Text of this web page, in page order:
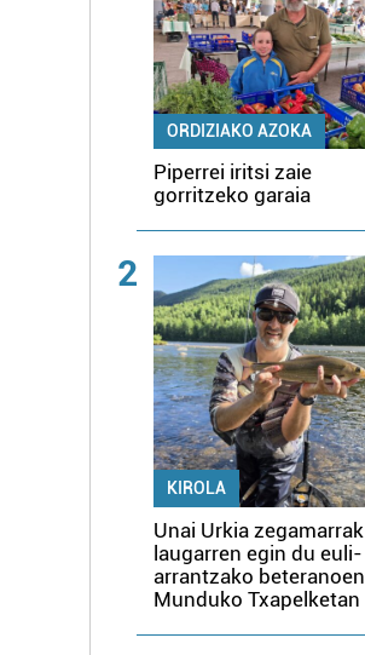
ORDIZIAKO AZOKA
Piperrei iritsi zaie
gorritzeko garaia
2
KIROLA
Unai Urkia zegamarrak
laugarren egin du euli-
arrantzako beteranoen
Munduko Txapelketan